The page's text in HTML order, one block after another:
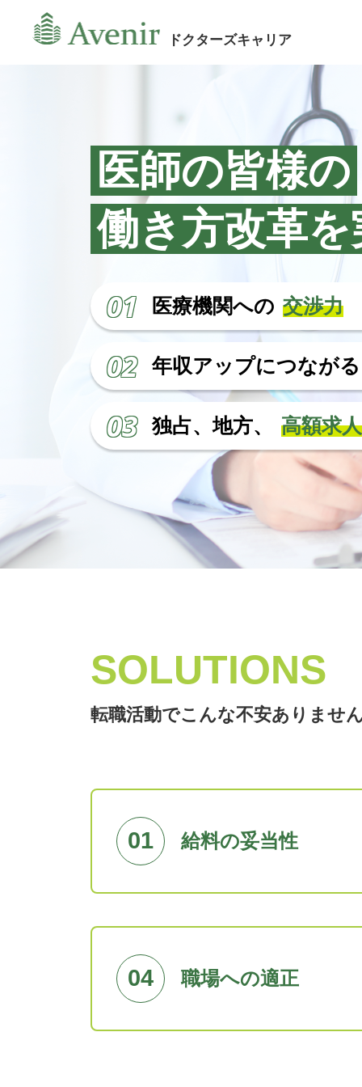
ドクターズキャリア
医師の皆様の
働き方改革を
01 医療機関への 交渉力
02 年収アップにつながる
03 独占、地方、 高額求
SOLUTIONS
転職活動でこんな不安ありませ
01 給料の妥当性
04 職場への適正